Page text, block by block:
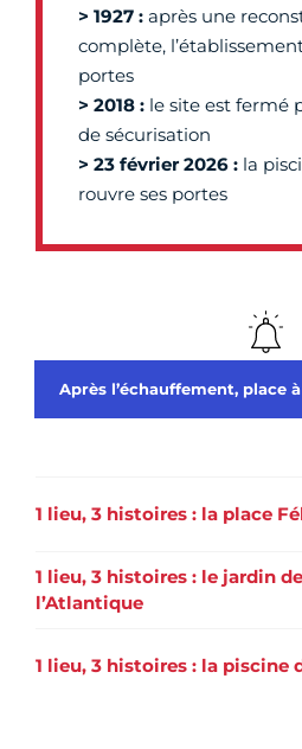
> 1927 : après une
complète,
portes
> 2018 : le site est fermé
de sécurisation
> 23 février 2026 : la
rouvre ses portes
Après l’échauffement, place
1 lieu, 3 histoires : la place
1 lieu, 3 histoires : le jardin de
l’Atlantique
1 lieu, 3 histoires : la piscine